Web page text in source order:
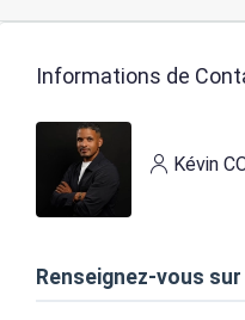
Informations de
Kévin
Renseignez-vous